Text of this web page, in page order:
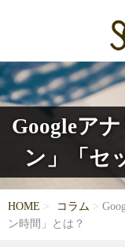
Googleア
ン」「セ
HOME コラム
ン時間」とは？